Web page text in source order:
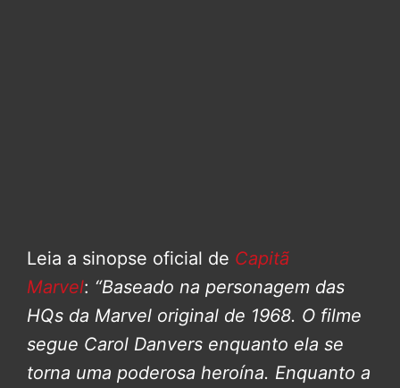
Leia a sinopse oficial de Capitã
Marvel: “Baseado na personagem das
HQs da Marvel original de 1968. O filme
segue Carol Danvers enquanto ela se
torna uma poderosa heroína. Enquanto a